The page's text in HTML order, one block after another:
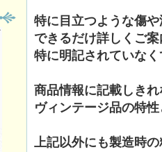
特に目立つような傷
できるだけ詳しくご
特に明記されていな
商品情報に記載しき
ヴィンテージ品の特
上記以外にも製造時